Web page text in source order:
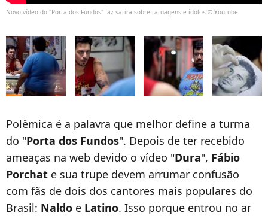
Novo vídeo do "Porta dos Fundos" faz satira sobre tatuagens e ídolos © Youtube
Polêmica é a palavra que melhor define a turma
do "Porta dos Fundos". Depois de ter recebido
ameaças na web devido o vídeo "Dura", Fábio
Porchat e sua trupe devem arrumar confusão
com fãs de dois dos cantores mais populares do
Brasil: Naldo e Latino. Isso porque entrou no ar